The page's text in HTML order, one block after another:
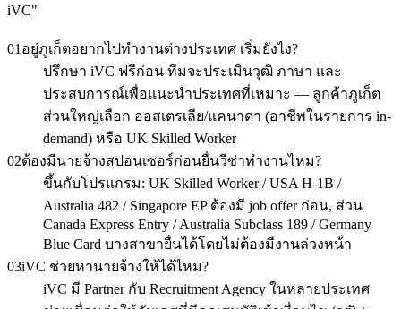
iVC"
01 อยู่ภูเก็ตอยากไปทำงานต่างประเทศ เริ่มยังไง?
ปรึกษา iVC ฟรีก่อน ทีมจะประเมินวุฒิ ภาษา และ
ประสบการณ์เพื่อแนะนำประเทศที่เหมาะ — ลูกค้าภูเก็ต
ส่วนใหญ่เลือก ออสเตรเลีย/แคนาดา (อาชีพในรายการ in-
demand) หรือ UK Skilled Worker
02ต้องมีนายจ้างสปอนเซอร์ก่อนยื่นวีซ่าทำงานไหม?
ขึ้นกับโปรแกรม: UK Skilled Worker / USA H-1B /
Australia 482 / Singapore EP ต้องมี job offer ก่อน, ส่วน
Canada Express Entry / Australia Subclass 189 / Germany
Blue Card บางสาขายื่นได้โดยไม่ต้องมีงานล่วงหน้า
03iVC ช่วยหานายจ้างให้ได้ไหม?
iVC มี Partner กับ Recruitment Agency ในหลายประเทศ